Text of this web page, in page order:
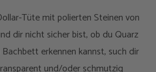
Tüte mit polierten Steinen von
dir nicht sicher bist, ob du Quarz
erkennen kannst, such dir
und/oder schmutzig